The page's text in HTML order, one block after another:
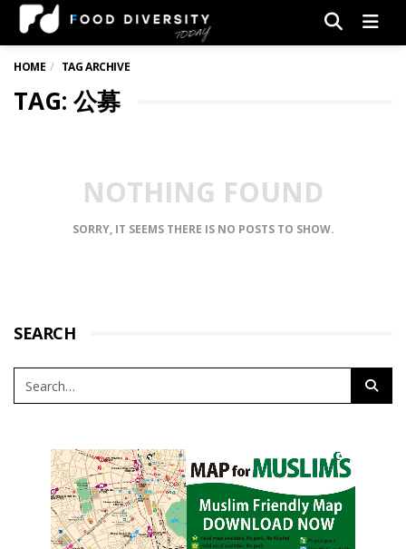
HOME TAG ARCHIVE
TAG: 公募
NOTHING FOUND
SORRY, IT SEEMS THERE IS NO POSTS TO SHOW.
SEARCH